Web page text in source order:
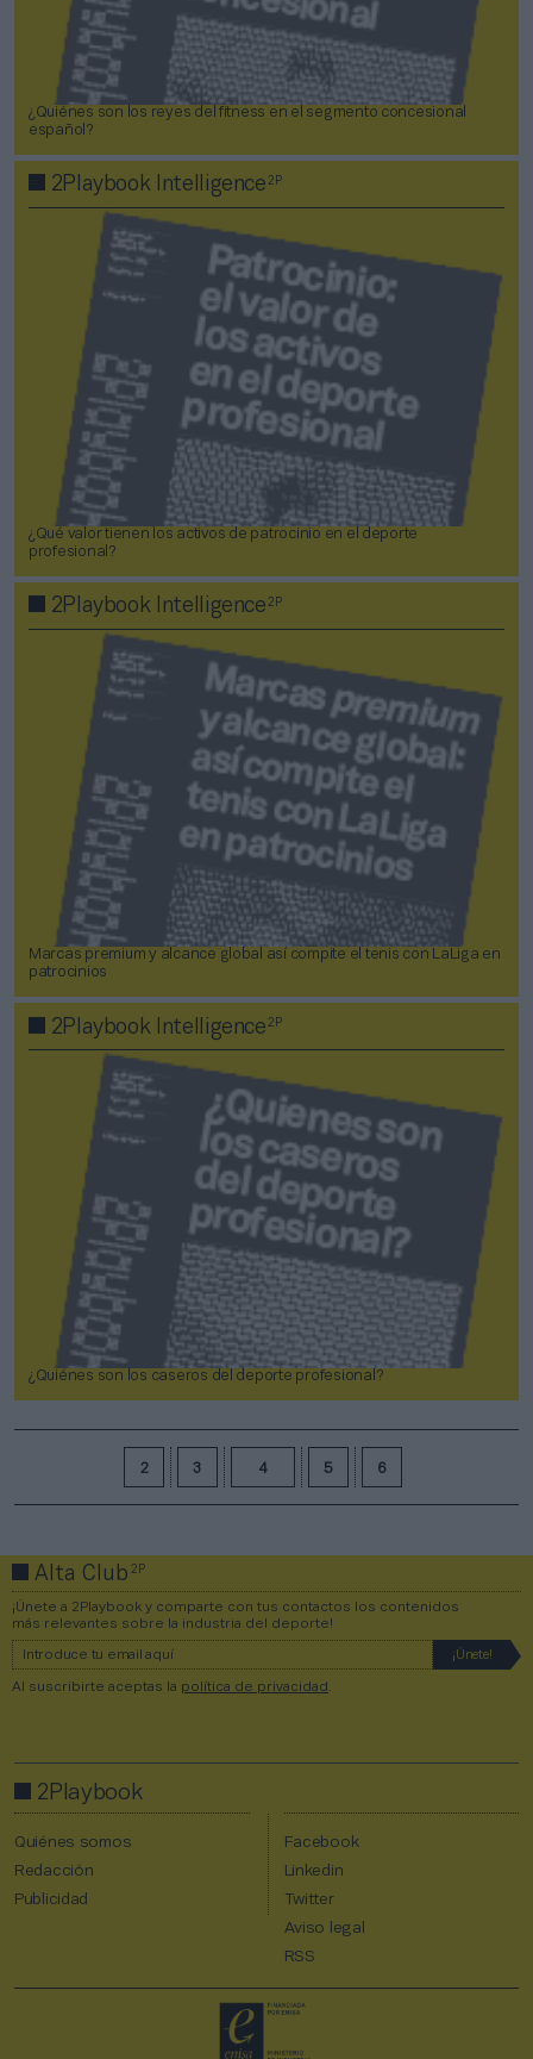
¿Quiénes son los reyes del fitness en el segmento concesional
español?
2Playbook Intelligence2P
¿Qué valor tienen los activos de patrocinio en el deporte
profesional?
2Playbook Intelligence2P
Marcas premium y alcance global así compite el tenis con LaLiga en
patrocinios
2Playbook Intelligence2P
¿Quiénes son los caseros del deporte profesional?
2 3 4 5 6
Alta Club2P
¡Únete a 2Playbook y comparte con tus contactos los contenidos
más relevantes sobre la industria del deporte!
Al suscribirte aceptas la política de privacidad
2Playbook
Quiénes somos
Redacción
Publicidad
Facebook
Linkedin
Twitter
Aviso legal
RSS